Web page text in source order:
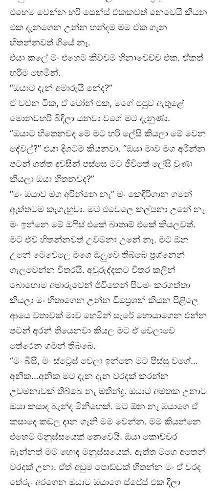
එහෙම වෙන්න හරි සෙන්ස් එකකවත් නෙවෙයි කියන
එක දැනගෙන උන්න හන්දම මම ඒක ගැන
හිතන්නවත් ගියේ නෑ.
එයා කලේ මං එහෙම කිව්වම හිනාවෙච්ච එක. ඒකත්
හරිම හෙමින්.
“ඔයාට දැන් අමාරුයි නේද?”
ඒ වචන ටික, ඒ ටෝන් එක, මගේ පපුව ඇතුළේ
මොනවහරි බිඳිලා යනවා වගේ මට දැනුණා.
“ඔයාට හිතෙනවද මේ මට හරි ලේසි කියලා මේ වෙන
දේවල්?” එයා දිගටම කියනවා. “ඔයා මාව මග අරින්න
පටන් ගත්ත දවසින් පස්සෙ මට ජීවිතේ ලේසි වුණා
කියලා ඔයා හිතනවද?”
“මං ඔයාව මග අරින්නෙ නෑ” මං කෙඳිරිගාන ගමන්
ඇත්තටම කෑගැහුවා. මට එවෙලෙ කල්පනා උනේ නෑ
මං ඉන්නෙ මේ ඔෆිස් එකේ බාතෘම් එකේ කියලවත්.
මට ඒව හිතන්නවත් උවමනා උනේ නෑ. මට ඕන
උනේ මෙවෙලෙ මගෙ ඔලුවෙ තිබ්බෙ ප්‍රශ්නෙන්
ගැලවෙන්න විතරයි. අවුරුද්දකට විතර කලින්
බොහොම අමාරුවෙන් ජීවිතෙන් පිටමං කරගත්තා
කියලා මං හිතාගෙන උන්න ඩිප්‍රෙශන් කියන පිළිලෙ
ආයෙ වතාවක් මාව හෙමින් සැරේ හොයාගෙන එන්න
පටන් අරන් තියෙනවා කියල මට ඒ වෙලාවෙ
තේරෙන ගමන් තිබ්බෙ.
“මං බිසී, මං ස්ට්‍රෙස් වෙලා ඉන්නෙ මට පිස්සු වගේ…
අනික…අනික මට දැන දැන වරදක් කරන්න
උවමනාවක් තිබ්බෙ නැ මතින්ද්‍ර. ඔයාට අමතක උනාට
ඔයා කසාද බැන්ද මිනිහෙක්. මට ඕන නෑ ඔයාගෙ ඒ
කසාදෙ කඩල දාන ගෑනි මම වෙන්න. මම කියන්නෙ
එහෙම මනුස්සයෙක් නෙවෙයි. ඔයා කොච්චර
බැන්නත් මම හොඳ මනුස්සයෙක්. ඇත්ත මගෙ අතෙන්
වරදක් උනා. ඒත් අඩුම පොඩ්ඩක් හිතන්න මං ඒ වරද
තේරුං අරගෙන ඔයාට ඔයාගෙ ස්පේස් එක දීලා